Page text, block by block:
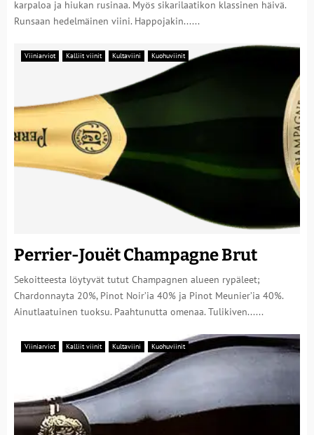
karpaloa ja hiukan rusinaa. Myös sikarilaatikon klassinen häivä.
Runsaan hedelmäinen viini. Happojakin......
Viiniarviot Kalliit viinit Kultaviini Kuohuviinit
Perrier-Jouët Champagne Brut
Sekoitteesta löytyvät tutut Champagnen alueen rypäleet;
Chardonnayta 20%, Pinot Noir’ia 40% ja Pinot Meunier’ia 40%.
Ainutlaatuinen tuoksu. Paahtunutta omenaa. Tulikiven......
Viiniarviot Kalliit viinit Kultaviini Kuohuviinit